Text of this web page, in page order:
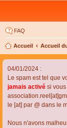
FAQ
Accueil Accueil
04/01/2024 :
Le spam est tel que
jamais activé si
le [at] par @ dans le
Nous n'avons